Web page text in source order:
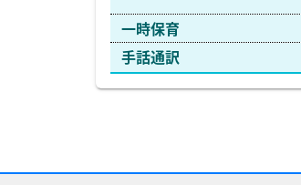
一時保育
手話通訳